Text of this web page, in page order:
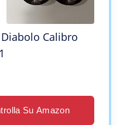
Calibro
Su Amazon